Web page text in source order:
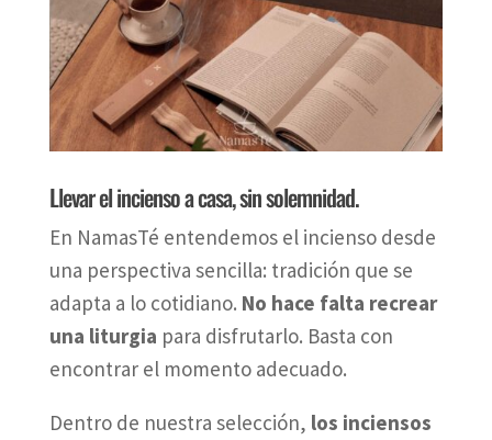
Llevar el incienso a casa, sin solemnidad.
En NamasTé entendemos el incienso desde
una perspectiva sencilla: tradición que se
adapta a lo cotidiano. No hace falta recrear
una liturgia para disfrutarlo. Basta con
encontrar el momento adecuado.
Dentro de nuestra selección, los inciensos